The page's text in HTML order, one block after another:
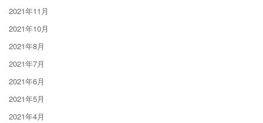
2021年11月
2021年10月
2021年8月
2021年7月
2021年6月
2021年5月
2021年4月